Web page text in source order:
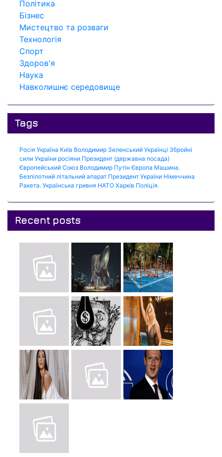
Політика
Бізнес
Мистецтво та розваги
Технологія
Спорт
Здоров'я
Наука
Навколишнє середовище
Tags
Росія Україна Київ Володимир Зеленський Українці Збройні
сили України росіяни Президент (державна посада)
Європейський Союз Володимир Путін Європа Машина.
Безпілотний літальний апарат Президент України Німеччина
Ракета. Українська гривня НАТО Харків Поліція.
Recent posts